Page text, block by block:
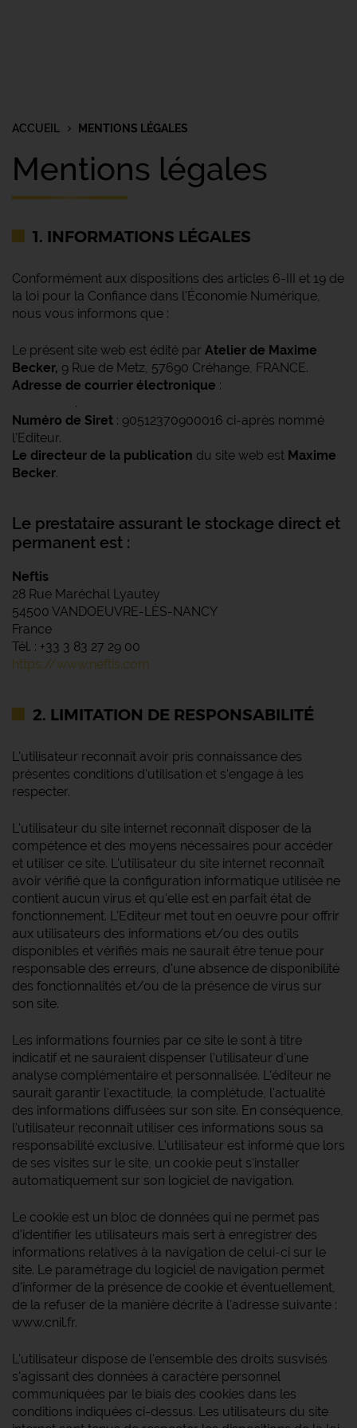
ACCUEIL MENTIONS LÉGALES
Mentions légales
1. INFORMATIONS LÉGALES
Conformément aux dispositions des articles 6-III et 19 de
la loi pour la Confiance dans l'Économie Numérique,
nous vous informons que :
Le présent site web est édité par Atelier de Maxime
Becker, 9 Rue de Metz, 57690 Créhange, FRANCE.
Adresse de courrier électronique :
.
Numéro de Siret : 90512370900016 ci-après nommé
l'Editeur.
Le directeur de la publication du site web est Maxime
Becker.
Le prestataire assurant le stockage direct et
permanent est :
Neftis
28 Rue Maréchal Lyautey
54500 VANDOEUVRE-LÈS-NANCY
France
Tél. : +33 3 83 27 29 00
https://www.neftis.com
2. LIMITATION DE RESPONSABILITÉ
L'utilisateur reconnaît avoir pris connaissance des
présentes conditions d'utilisation et s'engage à les
respecter.
L'utilisateur du site internet reconnaît disposer de la
compétence et des moyens nécessaires pour accéder
et utiliser ce site. L'utilisateur du site internet reconnaît
avoir vérifié que la configuration informatique utilisée ne
contient aucun virus et qu'elle est en parfait état de
fonctionnement. L'Editeur met tout en oeuvre pour offrir
aux utilisateurs des informations et/ou des outils
disponibles et vérifiés mais ne saurait être tenue pour
responsable des erreurs, d'une absence de disponibilité
des fonctionnalités et/ou de la présence de virus sur
son site.
Les informations fournies par ce site le sont à titre
indicatif et ne sauraient dispenser l'utilisateur d'une
analyse complémentaire et personnalisée. L'éditeur ne
saurait garantir l'exactitude, la complétude, l'actualité
des informations diffusées sur son site. En conséquence,
l'utilisateur reconnaît utiliser ces informations sous sa
responsabilité exclusive. L'utilisateur est informé que lors
de ses visites sur le site, un cookie peut s'installer
automatiquement sur son logiciel de navigation.
Le cookie est un bloc de données qui ne permet pas
d'identifier les utilisateurs mais sert à enregistrer des
informations relatives à la navigation de celui-ci sur le
site. Le paramétrage du logiciel de navigation permet
d'informer de la présence de cookie et éventuellement,
de la refuser de la manière décrite à l'adresse suivante :
www.cnil.fr.
L'utilisateur dispose de l'ensemble des droits susvisés
s'agissant des données à caractère personnel
communiquées par le biais des cookies dans les
conditions indiquées ci-dessus. Les utilisateurs du site